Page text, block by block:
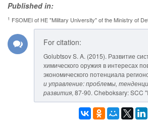
Published in:
1 FSOMEI of HE "Military University" of the Ministry of
For citation:
Golubtsov S. A. (2015). Развитие
химического оружия в интересах
экономического потенциала
и управление: проблемы,
развития, 87-90. Cheboksary: SCC